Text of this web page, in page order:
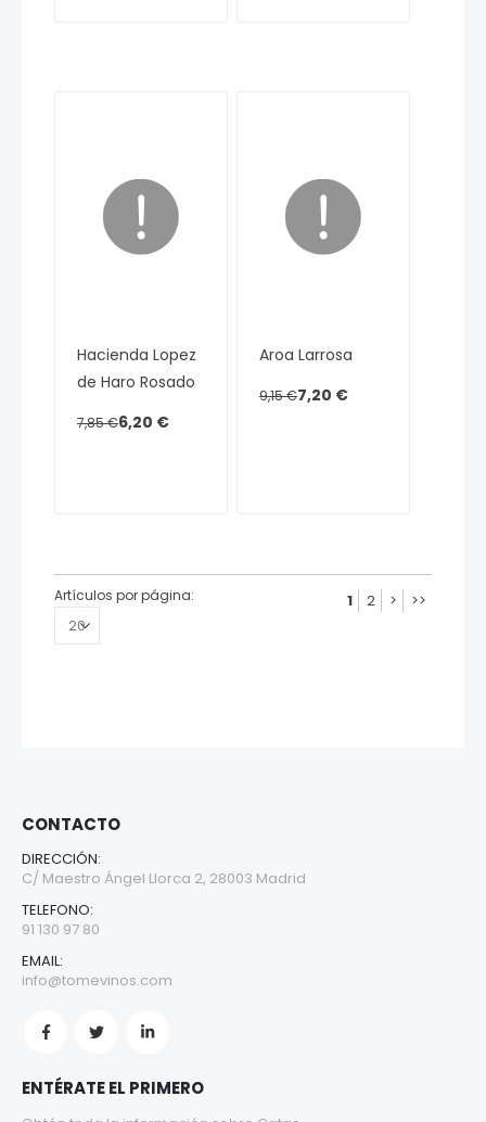
Hacienda Lopez
de Haro Rosado
7,85 €6,20 €
Aroa Larrosa
9,15 €7,20 €
Artículos por página: 1 2 > >>
CONTACTO
DIRECCIÓN:
C/ Maestro Ángel Llorca 2, 28003 Madrid
TELEFONO:
91 130 97 80
EMAIL:
info@tomevinos.com
ENTÉRATE EL PRIMERO